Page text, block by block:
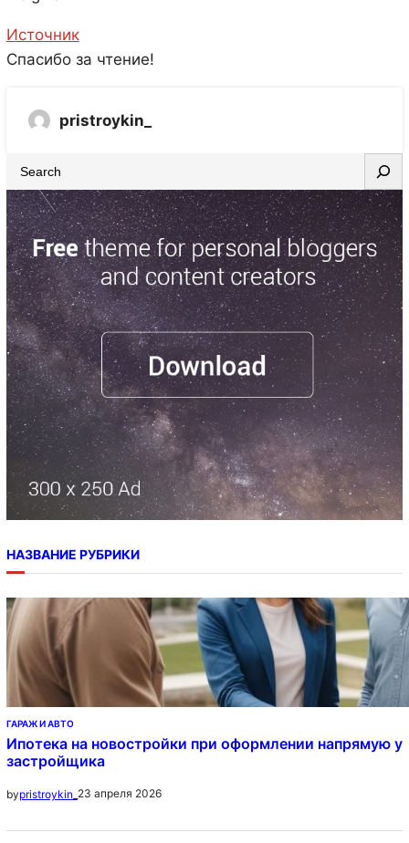
Источник
Спасибо за чтение!
pristroykin_
e
a
r
c
h
НАЗВАНИЕ РУБРИКИ
ГАРАЖ И АВТО
Ипотека на новостройки при оформлении напрямую у
застройщика
bypristroykin_ 23 апреля 2026